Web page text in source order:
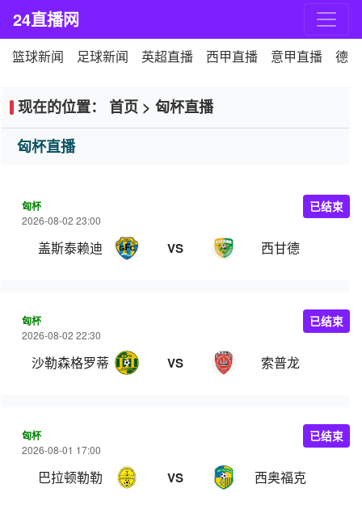
24直播网
篮球新闻 足球新闻 英超直播 西甲直播 意甲直播 德
现在的位置： 首页 > 匈杯直播
匈杯直播
匈杯
2026-08-02 23:00
盖斯泰赖迪 VS 西甘德
已结束
匈杯
2026-08-02 22:30
沙勒森格罗蒂 VS 索普龙
已结束
匈杯
2026-08-01 17:00
巴拉顿勒勒 VS 西奥福克
已结束